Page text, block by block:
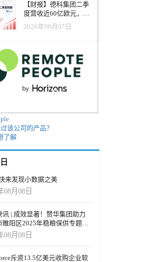
【财报】德科集团二季
度营收近60亿欧元，其
中AI代理已覆盖50%收
入，招聘服务进入运营
2026年08月07日
该公司的产品？
了解
来发现小数据之美
08月08日
讯 | 成效显著！赞华集团助力
睢阳区2025年稳粮保供专题培
“新农人”
08月08日
斥资13.5亿美元收购企业软